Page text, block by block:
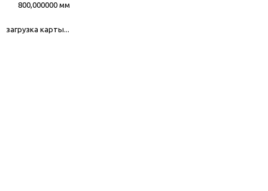
800,000000 мм
загрузка карты...